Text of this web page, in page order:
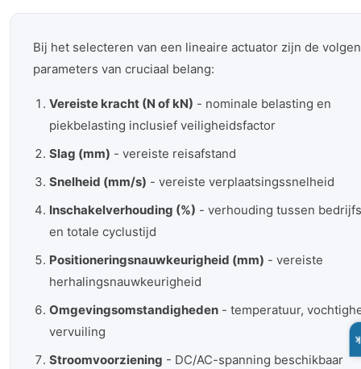
Bij het selecteren van een lineaire actuator zijn de
parameters van cruciaal belang:
Vereiste kracht (N of kN) - nominale belasting en
piekbelasting inclusief veiligheidsfactor
Slag (mm) - vereiste reisafstand
Snelheid (mm/s) - vereiste verplaatsingssnelheid
Inschakelverhouding (%) - verhouding tussen
en totale cyclustijd
Positioneringsnauwkeurigheid (mm) - vereiste
herhalingsnauwkeurigheid
Omgevingsomstandigheden - temperatuur,
vervuiling
Stroomvoorziening - DC/AC-spanning beschikbaar